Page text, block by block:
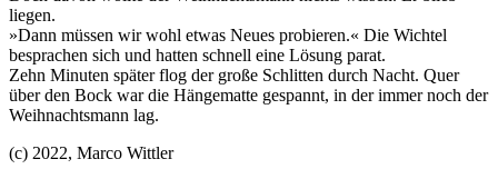
liegen.
»Dann müssen wir wohl etwas Neues probieren.« Die Wichtel
besprachen sich und hatten schnell eine Lösung parat.
Zehn Minuten später flog der große Schlitten durch Nacht. Quer
über den Bock war die Hängematte gespannt, in der immer noch der
Weihnachtsmann lag.
(c) 2022, Marco Wittler